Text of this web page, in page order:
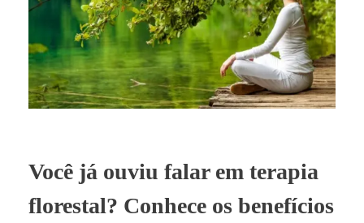
Você já ouviu falar em terapia
florestal? Conhece os benefícios